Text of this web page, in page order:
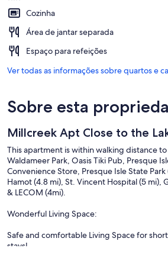
Cozinha
Área de jantar separada
Espaço para refeições
Ver todas as informações sobre quartos e
Sobre esta
Millcreek Apt Close to the
This apartment is within walking distance to
Waldameer Park, Oasis Tiki Pub, Presque
Convenience Store, Presque Isle State Park
Hamot (4.8 mi), St. Vincent Hospital (5 mi),
& LECOM (4mi).
Wonderful Living Space:
Safe and comfortable Living Space for
stays!